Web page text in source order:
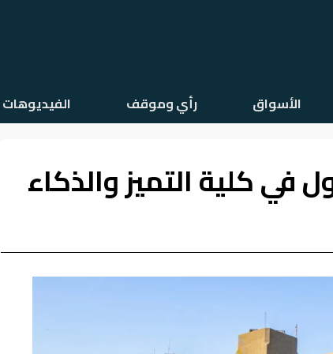
الأسواق رأي وموقف الفيديوهات
في كلية التميز والذكاء